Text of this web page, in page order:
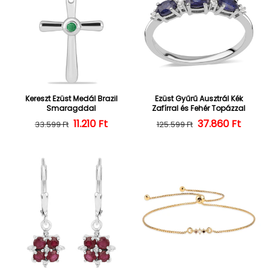
Kereszt Ezüst Medál Brazil
Smaragddal
Normál ár
33.599 Ft Kedvezményes ár
11.210 Ft
Ezüst Gyűrű Ausztrál Kék
Zafírral és Fehér Topázzal
Normál ár
125.599 Ft 37.860 Ft